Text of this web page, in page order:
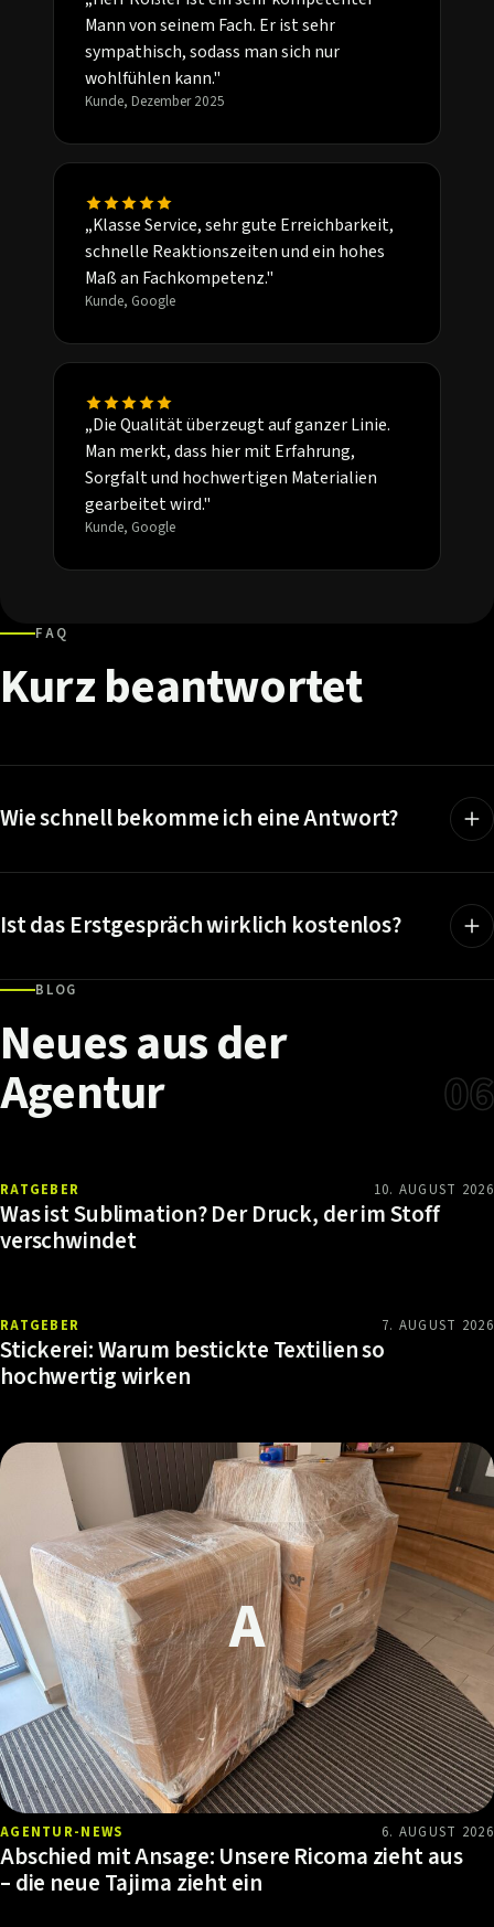
Mann von seinem Fach. Er ist sehr
sympathisch, sodass man sich nur
wohlfühlen kann."
Kunde, Dezember 2025
„Klasse Service, sehr gute Erreichbarkeit,
schnelle Reaktionszeiten und ein hohes
Maß an Fachkompetenz."
Kunde, Google
„Die Qualität überzeugt auf ganzer Linie.
Man merkt, dass hier mit Erfahrung,
Sorgfalt und hochwertigen Materialien
gearbeitet wird."
Kunde, Google
FAQ
Kurzbeantwortet
Wie schnell bekomme ich eine Antwort?
Ist das Erstgespräch wirklich kostenlos?
BLOG
Neuesausder
Agentur 06
RATGEBER 10. AUGUST 2026
Was ist Sublimation? Der Druck, der im Stoff
verschwindet
RATGEBER 7. AUGUST 2026
Stickerei: Warum bestickte Textilien so
hochwertig wirken
AGENTUR-NEWS 6. AUGUST 2026
Abschied mit Ansage: Unsere Ricoma zieht aus
– die neue Tajima zieht ein